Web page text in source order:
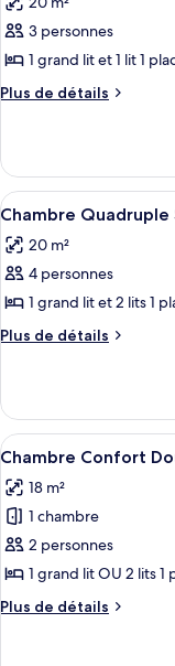
lits
jumeaux
Chambre
Double
avec
lits
jumeaux
les
photos
pour
ce
chambre :
Chambre
Triple
Standard
3 personnes
1 grand lit et 1 lit 1
Plus de détails
Plus
le
type
de
Chambre
Triple
Afficher
toutes
les
photos
pour
ce
chambre :
Chambre
Quadruple
Standard
5
Chambre Quadruple
20 m²
4 personnes
1 grand lit et 2 lits 1
Plus de détails
Plus
le
type
de
Chambre
Quadruple
Standard
Afficher
toutes
les
photos
pour
ce
type
de
6
Chambre Confort
18 m²
1 chambre
2 personnes
1 grand lit OU 2 lits 1
Plus de détails
Plus